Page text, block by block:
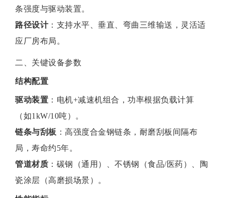
条强度与驱动装置。
路径设计‌：支持水平、垂直、弯曲三维输送，灵活适
应厂房布局。
二、关键设备参数
结构配置
驱动装置 ‌：电机+减速机组合，功率根据负载计算
（如1kW/10吨）。
链条与刮板 ‌：高强度合金钢链条，耐磨刮板间隔布
局，寿命约5年。
管道材质 ‌：碳钢（通用）、不锈钢（食品/医药）、陶
瓷涂层（高磨损场景）。